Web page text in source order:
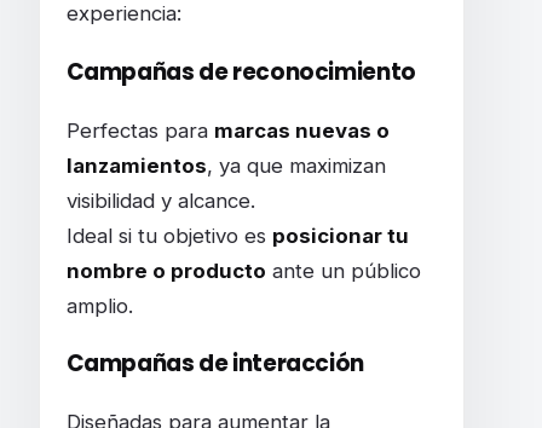
experiencia:
Campañas de reconocimiento
Perfectas para marcas nuevas o
lanzamientos, ya que maximizan
visibilidad y alcance.
Ideal si tu objetivo es posicionar tu
nombre o producto ante un público
amplio.
Campañas de interacción
Diseñadas para aumentar la